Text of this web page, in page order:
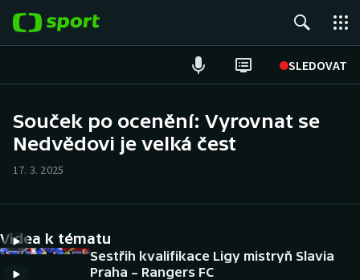
SLEDOVAT
Hokej
Cyklistika
Souček po ocenění: Vyrovnat se
Nedvědovi je velká čest
17. 3. 2025
Videa k tématu
Sestřih kvalifikace Ligy mistryň Slavia
Praha – Rangers FC